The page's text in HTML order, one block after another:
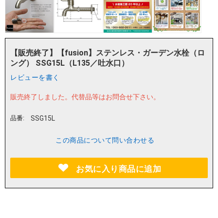
【販売終了】【fusion】ステンレス・ガーデン水栓（ロ
ング） SSG15L（L135／吐水口）
レビューを書く
販売終了しました。 代替品等はお問合せ下さい。
品番: SSG15L
この商品について問い合わせる
お気に入り商品に追加